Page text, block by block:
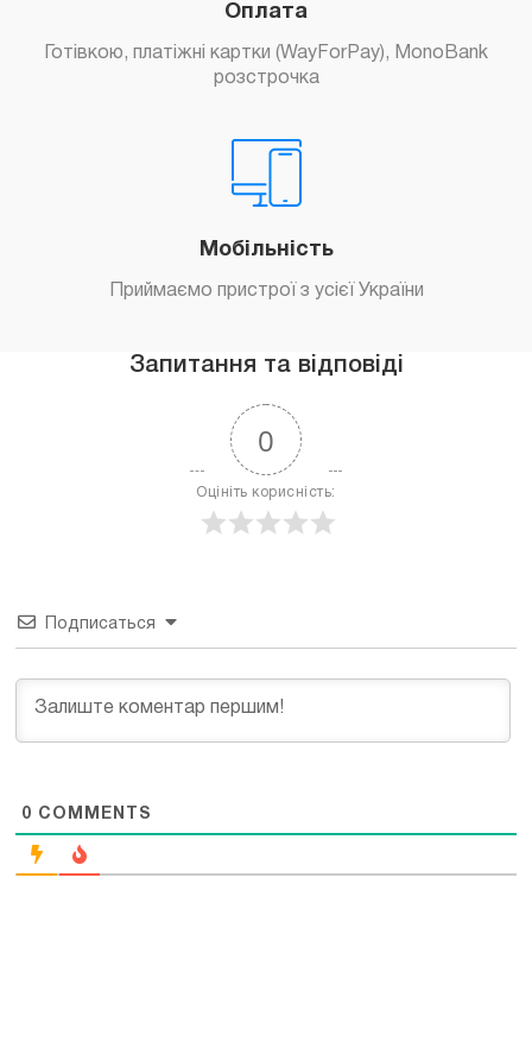
Оплата
Готівкою, платіжні картки (WayForPay), MonoBank
розстрочка
Мобільність
Приймаємо пристрої з усієї України
Запитання та відповіді
0
Оцініть корисність:
Подписаться
0 COMMENTS